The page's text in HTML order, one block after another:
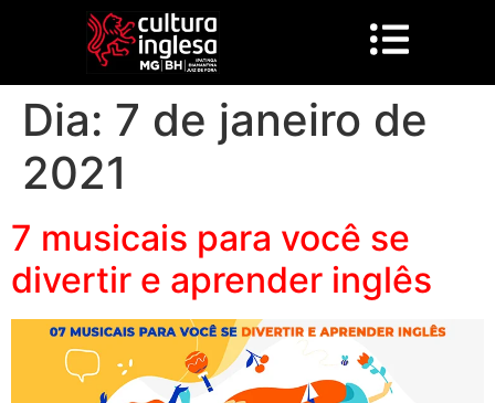
Dia: 7 de janeiro de
2021
7 musicais para você se
divertir e aprender inglês